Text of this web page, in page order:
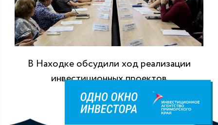
В Находке обсудили ход реализации
инвестиционных проектов